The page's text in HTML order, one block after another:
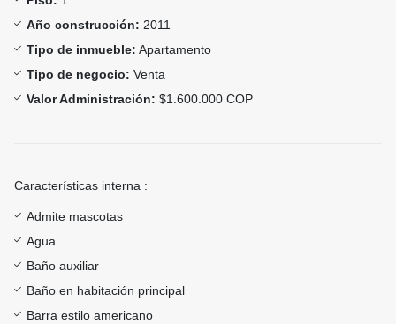
Año construcción: 2011
Tipo de inmueble: Apartamento
Tipo de negocio: Venta
Valor Administración: $1.600.000 COP
Características interna :
Admite mascotas
Agua
Baño auxiliar
Baño en habitación principal
Barra estilo americano